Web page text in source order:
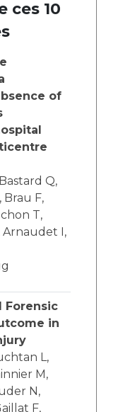
ces 10
of
Q,
Brau F,
T,
Arnaudet I,
Forensic
in
L,
M,
N,
F,